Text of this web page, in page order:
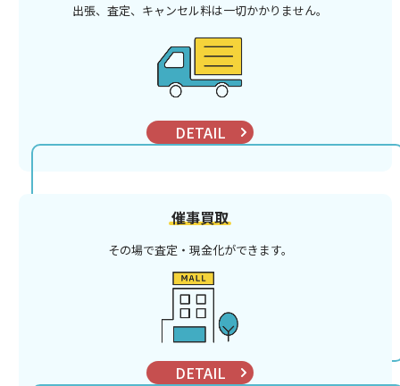
出張、査定、キャンセル料は一切かかりません。
DETAIL
催事買取
その場で査定・現金化ができます。
DETAIL